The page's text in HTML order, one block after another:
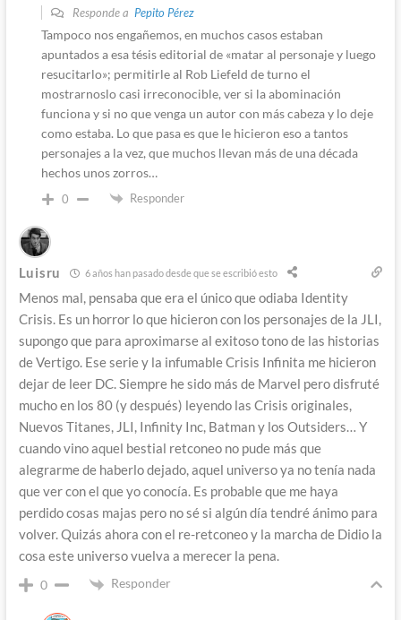
Responde a Pepito Pérez
Tampoco nos engañemos, en muchos casos estaban
apuntados a esa tésis editorial de «matar al personaje y luego
resucitarlo»; permitirle al Rob Liefeld de turno el
mostrarnoslo casi irreconocible, ver si la abominación
funciona y si no que venga un autor con más cabeza y lo deje
como estaba. Lo que pasa es que le hicieron eso a tantos
personajes a la vez, que muchos llevan más de una década
hechos unos zorros…
0 Responder
Luisru 6 años han pasado desde que se escribió esto
Menos mal, pensaba que era el único que odiaba Identity
Crisis. Es un horror lo que hicieron con los personajes de la JLI,
supongo que para aproximarse al exitoso tono de las historias
de Vertigo. Ese serie y la infumable Crisis Infinita me hicieron
dejar de leer DC. Siempre he sido más de Marvel pero disfruté
mucho en los 80 (y después) leyendo las Crisis originales,
Nuevos Titanes, JLI, Infinity Inc, Batman y los Outsiders… Y
cuando vino aquel bestial retconeo no pude más que
alegrarme de haberlo dejado, aquel universo ya no tenía nada
que ver con el que yo conocía. Es probable que me haya
perdido cosas majas pero no sé si algún día tendré ánimo para
volver. Quizás ahora con el re-retconeo y la marcha de Didio la
cosa este universo vuelva a merecer la pena.
0 Responder